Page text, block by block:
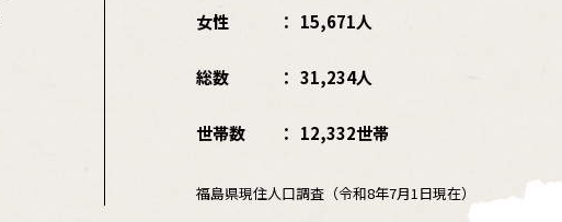
女性 15,671人
総数 31,234人
世帯数 12,332世帯
福島県現住人口調査（令和8年7月1日現在）